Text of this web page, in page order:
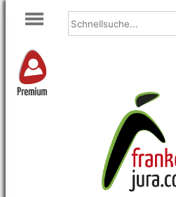
Premium